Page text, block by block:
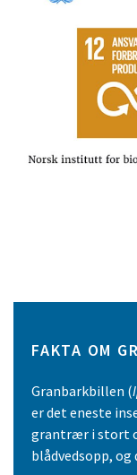
FAKTA OM
Granbarkbillen (
er det eneste
grantrær i stort
blådvedsopp,